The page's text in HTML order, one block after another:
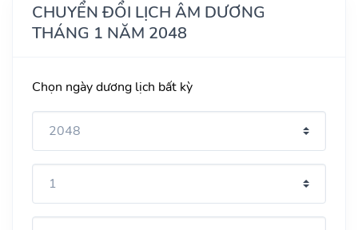
CHUYỂN ĐỔI LỊCH ÂM DƯƠNG
THÁNG 1 NĂM 2048
Chọn ngày dương lịch bất kỳ